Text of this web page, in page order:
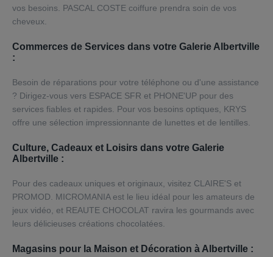
vos besoins. PASCAL COSTE coiffure prendra soin de vos
cheveux.
Commerces de Services dans votre Galerie Albertville
:
Besoin de réparations pour votre téléphone ou d'une assistance
? Dirigez-vous vers ESPACE SFR et PHONE'UP pour des
services fiables et rapides. Pour vos besoins optiques, KRYS
offre une sélection impressionnante de lunettes et de lentilles.
Culture, Cadeaux et Loisirs dans votre Galerie
Albertville :
Pour des cadeaux uniques et originaux, visitez CLAIRE'S et
PROMOD. MICROMANIA est le lieu idéal pour les amateurs de
jeux vidéo, et REAUTE CHOCOLAT ravira les gourmands avec
leurs délicieuses créations chocolatées.
Magasins pour la Maison et Décoration à Albertville :